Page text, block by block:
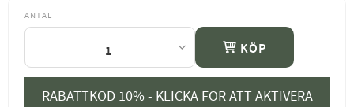
ANTAL
KÖP
RABATTKOD 10% - KLICKA FÖR ATT AKTIVERA